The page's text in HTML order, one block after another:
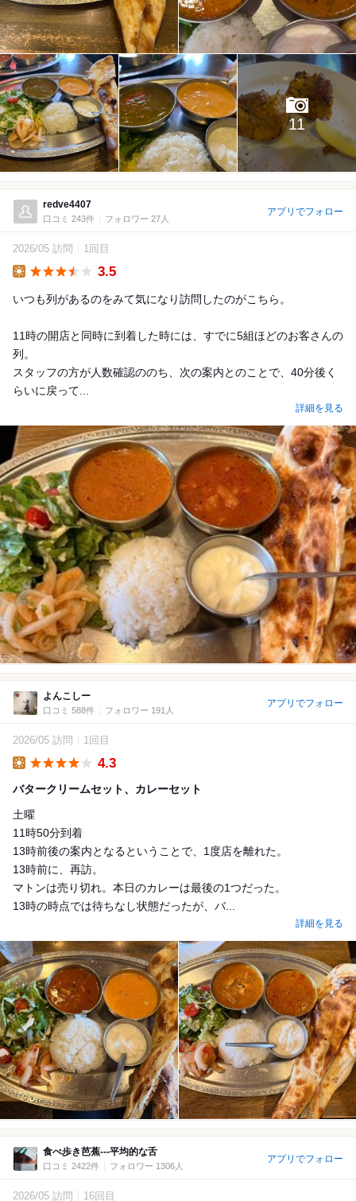
11
redve4407
口コミ 243件 フォロワー 27人
アプリでフォロー
2026/05 訪問 1回目
3.5
いつも列があるのをみて気になり訪問したのがこちら。
11時の開店と同時に到着した時には、すでに5組ほどのお客さんの
列。
スタッフの方が人数確認ののち、次の案内とのことで、40分後く
らいに戻って...
詳細を見る
よんこしー
口コミ 588件 フォロワー 191人
アプリでフォロー
2026/05 訪問 1回目
4.3
バタークリームセット、カレーセット
土曜
11時50分到着
13時前後の案内となるということで、1度店を離れた。
13時前に、再訪。
マトンは売り切れ。本日のカレーは最後の1つだった。
13時の時点では待ちなし状態だったが、バ...
詳細を見る
食べ歩き芭蕉---平均的な舌
口コミ 2422件 フォロワー 1306人
アプリでフォロー
2026/05 訪問 16回目